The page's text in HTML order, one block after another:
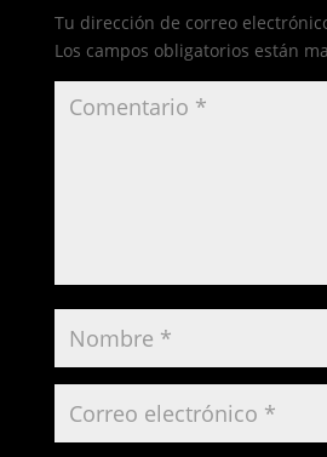
Tu dirección de correo
Los campos obligatorios están